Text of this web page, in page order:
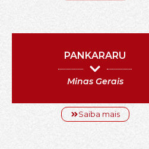
PANKARARU
Minas Gerais
Saiba mais